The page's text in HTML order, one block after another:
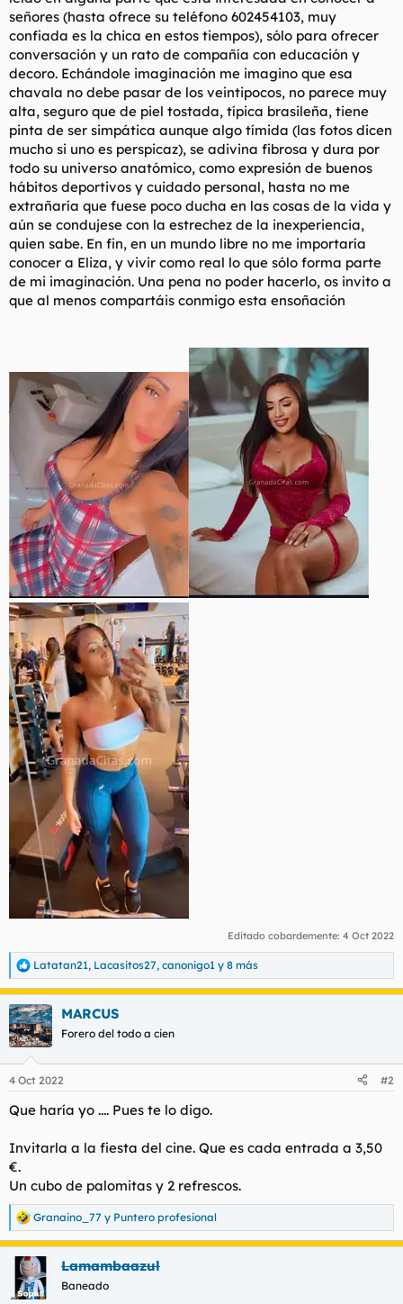
señores (hasta ofrece su teléfono 602454103, muy
confiada es la chica en estos tiempos), sólo para ofrecer
conversación y un rato de compañía con educación y
decoro. Echándole imaginación me imagino que esa
chavala no debe pasar de los veintipocos, no parece muy
alta, seguro que de piel tostada, típica brasileña, tiene
pinta de ser simpática aunque algo tímida (las fotos dicen
mucho si uno es perspicaz), se adivina fibrosa y dura por
todo su universo anatómico, como expresión de buenos
hábitos deportivos y cuidado personal, hasta no me
extrañaría que fuese poco ducha en las cosas de la vida y
aún se condujese con la estrechez de la inexperiencia,
quien sabe. En fin, en un mundo libre no me importaría
conocer a Eliza, y vivir como real lo que sólo forma parte
de mi imaginación. Una pena no poder hacerlo, os invito a
que al menos compartáis conmigo esta ensoñación
Editado cobardemente: 4 Oct 2022
R
e
a
c
c
i
e
:
Latatan21, Lacasitos27, canonigo1 y 8 más
MARCUS
Forero del todo a cien
4 Oct 2022 #2
Que haría yo .... Pues te lo digo.
Invitarla a la fiesta del cine. Que es cada entrada a 3,50
€.
Un cubo de palomitas y 2 refrescos.
R
e
a
c
c
i
Granaino_77 y Puntero profesional
Lamambaazul
Baneado